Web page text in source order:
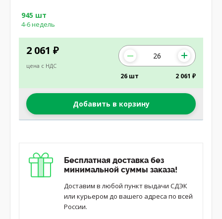
2 061 ₽
цена с НДС
945 шт
4-6 недель
26 шт 2 061 ₽
Добавить в корзину
Бесплатная доставка без
минимальной суммы заказа!
Доставим в любой пункт выдачи СДЭК
или курьером до вашего адреса по всей
России.